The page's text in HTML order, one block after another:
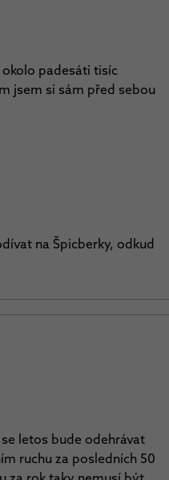
padesáti tisíc
jsem si sám před sebou
na Špicberky, odkud
letos bude odehrávat
ruchu za posledních 50